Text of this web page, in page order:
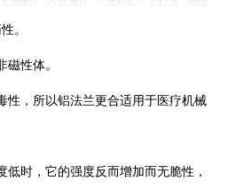
。
磁性体。
性，所以铝法兰更合适用于医疗机械
低时，它的强度反而增加而无脆性，